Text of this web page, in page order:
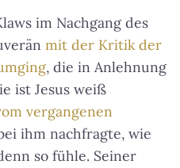
im Nachgang des
mit der Kritik der
, die in Anlehnung
ist Jesus weiß
vergangenen
ihm nachfragte, wie
so fühle. Seiner